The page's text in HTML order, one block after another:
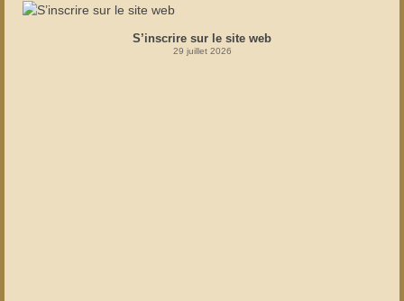
S’inscrire sur le site web
29 juillet 2026